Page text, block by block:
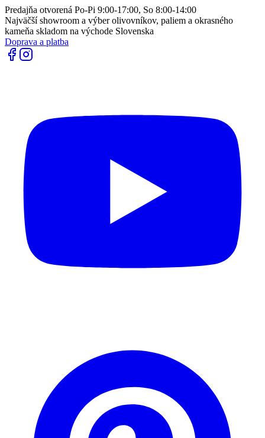
Predajňa otvorená Po-Pi 9:00-17:00, So 8:00-14:00
Najväčší showroom a výber olivovníkov, paliem a okrasného
kameňa skladom na východe Slovenska
Doprava a platba